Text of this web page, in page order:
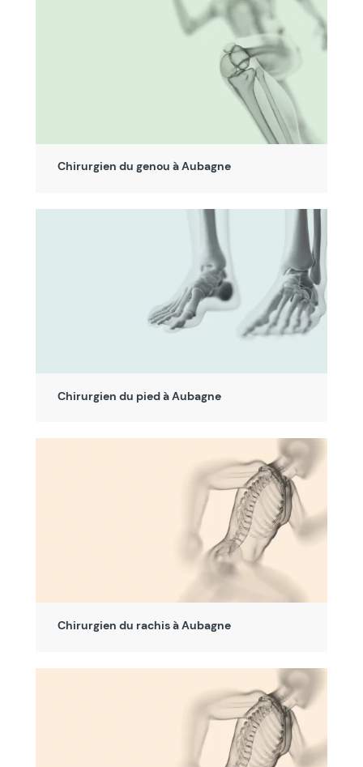
Chirurgien du genou à Aubagne
Chirurgien du pied à Aubagne
Chirurgien du rachis à Aubagne